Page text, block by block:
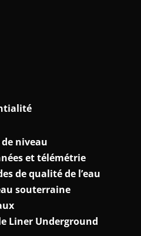
niveau
et télémétrie
de qualité de l’eau
souterraine
Liner Underground